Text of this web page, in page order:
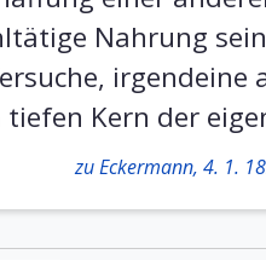
Nahrung
Kern der
zu Eckermann, 4. 1.